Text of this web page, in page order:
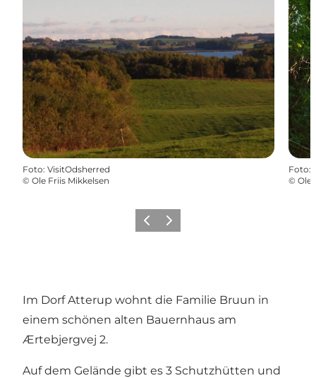
Foto: VisitOdsherred
© Ole Friis Mikkelsen
Foto:
© Ole
ZurückWeiter
Im Dorf Atterup wohnt die Familie Bruun in
einem schönen alten Bauernhaus am
Ærtebjergvej 2.
Auf dem Gelände gibt es 3 Schutzhütten und